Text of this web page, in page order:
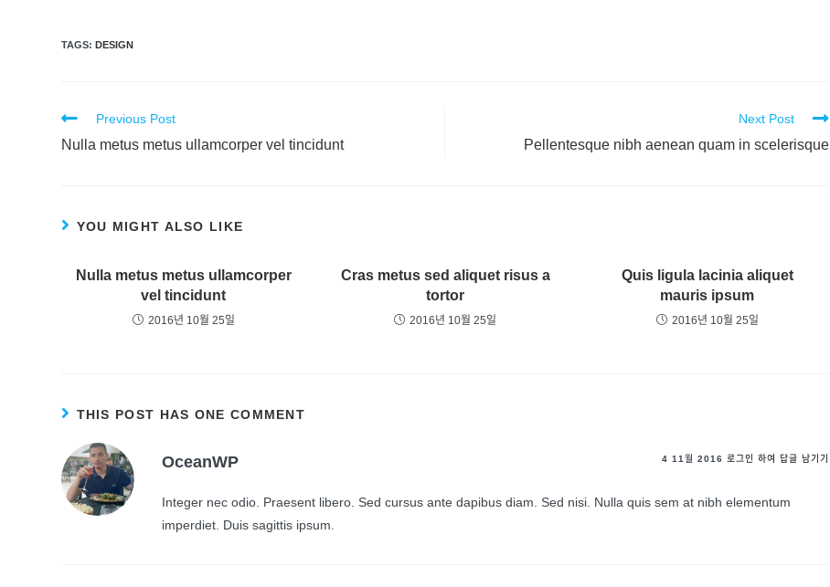
TAGS:DESIGN
Previous Post
Nulla metus metus ullamcorper vel tincidunt
Next Post
Pellentesque nibh aenean quam in scelerisque
YOU MIGHT ALSO LIKE
Nulla metus metus ullamcorper
vel tincidunt
2016년 10월 25일
Cras metus sed aliquet risus a
tortor
2016년 10월 25일
Quis ligula lacinia aliquet
mauris ipsum
2016년 10월 25일
THIS POST HAS ONE COMMENT
OceanWP 4 11월 2016 로그인 하여 답글 남기기
Integer nec odio. Praesent libero. Sed cursus ante dapibus diam. Sed nisi. Nulla quis sem at nibh elementum
imperdiet. Duis sagittis ipsum.